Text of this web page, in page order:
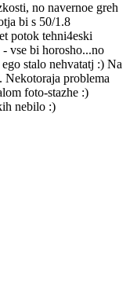
no navernoe greh
bi s 50/1.8
potok tehni4eski
vse bi horosho...no
stalo nehvatatj :) Na
Nekotoraja problema
foto-stazhe :)
nebilo :)